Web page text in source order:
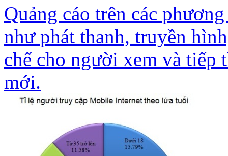
Quảng cáo trên các
như phát thanh, truyền
chế cho người xem và tiếp
mới.